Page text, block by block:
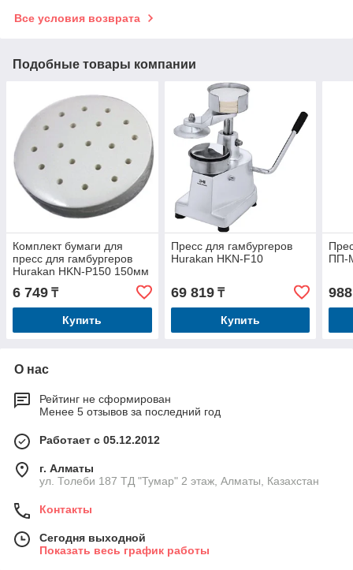
Все условия возврата
Подобные товары компании
Комплект бумаги для
пресс для гамбургеров
Hurakan HKN-P150 150мм
6 749 ₸
Купить
Пресс для гамбургеров
Hurakan HKN-F10
69 819₸
Купить
ПП-
О нас
Рейтинг не сформирован
Менее 5 отзывов за последний год
Работает с 05.12.2012
г. Алматы
ул. Толеби 187 ТД "Тумар" 2 этаж, Алматы, Казахстан
Контакты
Сегодня выходной
Показать весь график работы